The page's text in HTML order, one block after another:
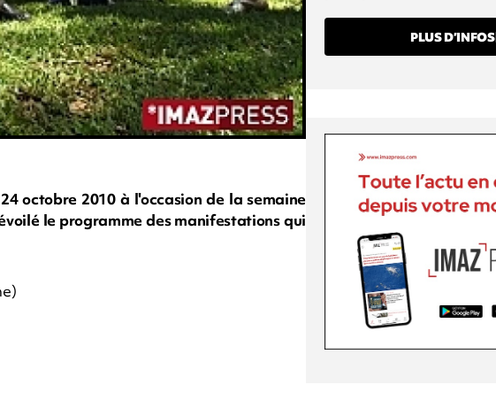
octobre 2010 à l'occasion de la semaine
le programme des manifestations qui
PLUS D’INFOS